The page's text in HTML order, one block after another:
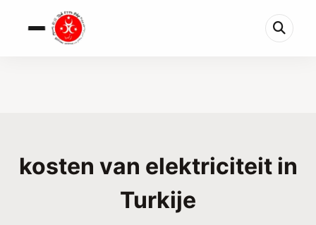
kosten van elektriciteit in
Turkije